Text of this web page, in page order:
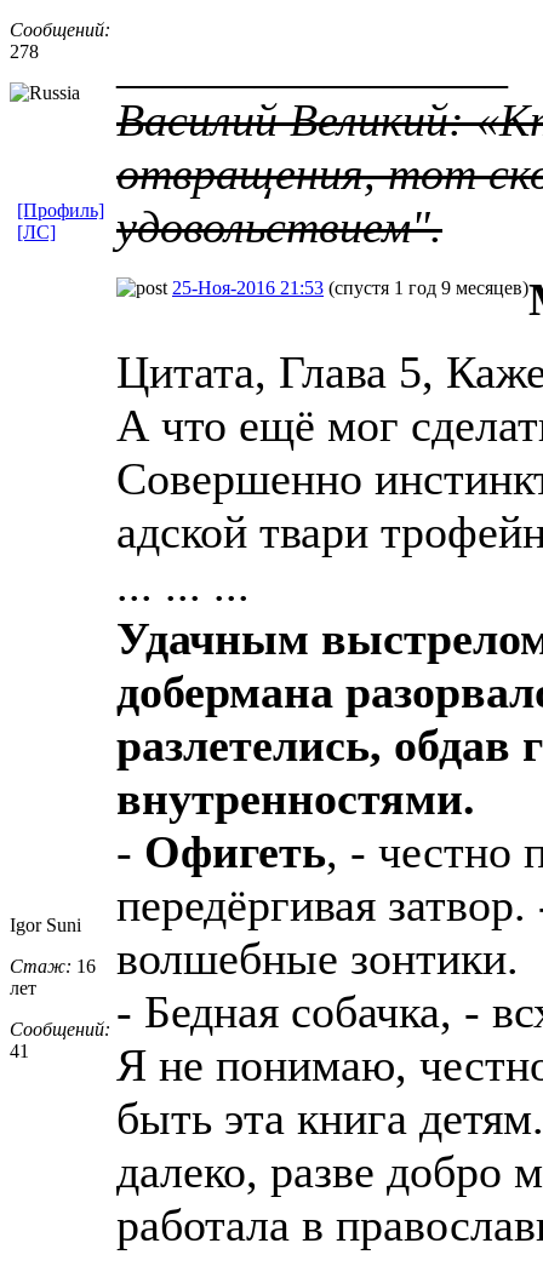
Сообщений:
278
Василий Великий:
отвращения, тот
удовольствием".
[Профиль]
[ЛС]
Igor Suni
Стаж: 16
лет
Сообщений:
41
25-Ноя-2016 21:53 (спустя 1 год 9 месяцев)
Цитата, Глава 5,
А что ещё мог
Совершенно
адской твари
... ... ...
Удачным
добермана
разлетелись,
внутренностями.
- Офигеть, - честно
передёргивая
волшебные зонтики.
- Бедная собачка, -
Я не понимаю,
быть эта книга
далеко, разве добро
работала в